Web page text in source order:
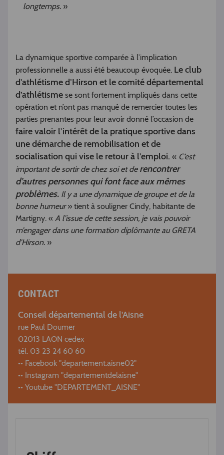
longtemps. »
La dynamique sportive comparée à l’implication
professionnelle a aussi été beaucoup évoquée. Le club
d’athlétisme d’Hirson et le comité départemental
d’athlétisme se sont fortement impliqués dans cette
opération et n’ont pas manqué de remercier toutes les
parties prenantes pour leur avoir donné l’occasion de
faire valoir l’intérêt de la pratique sportive dans
une démarche de remobilisation et de
socialisation qui vise le retour à l’emploi. « C’est
important de sortir de chez soi et de rencontrer
d’autres personnes qui font face aux mêmes
problèmes. Il y a une dynamique de groupe et de la
bonne humeur» tient à souligner Cindy, habitante de
Martigny. « A l’issue de cette session, je vais pouvoir
m’engager dans une formation diplômante au GRETA
d’Hirson. »
CONTACT
Conseil départemental de l'Aisne
rue Paul Doumer
02013 LAON cedex
tél. 03 23 24 60 60
•• Facebook "departement.aisne02"
•• Instagram "departementdelaisne"
•• Youtube "DEPARTEMENT_AISNE"